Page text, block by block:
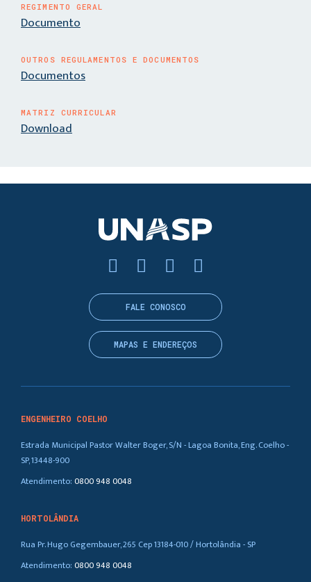
REGIMENTO GERAL
Documento
OUTROS REGULAMENTOS E DOCUMENTOS
Documentos
MATRIZ CURRICULAR
Download
ENGENHEIRO COELHO
Estrada Municipal Pastor Walter Boger, S/N - Lagoa Bonita, Eng. Coelho -
SP, 13448-900
Atendimento:0800 948 0048
HORTOLÂNDIA
Rua Pr. Hugo Gegembauer, 265 Cep 13184-010 / Hortolândia - SP
Atendimento:0800 948 0048
FALE CONOSCO
MAPAS E ENDEREÇOS